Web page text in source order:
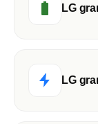
LG
LG